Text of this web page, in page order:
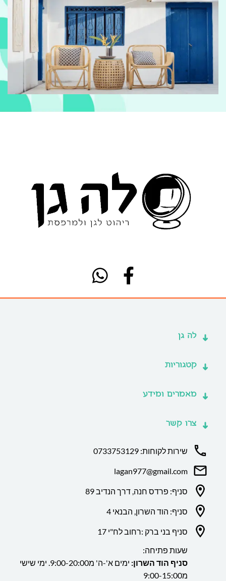
לה גן
קטגוריות
מאמרים ומידע
צרו קשר
שירות לקוחות: 0733753129
lagan977@gmail.com
סניף: פרדס חנה, דרך הנדיב 89
סניף: הוד השרון, הבנאי 4
סניף בני ברק :רחוב לח"י 17
שעות פתיחה:
סניף הוד השרון:
ימים א'-ה' מ9:00-20:00. ימי שישי
מ9:00-15:00